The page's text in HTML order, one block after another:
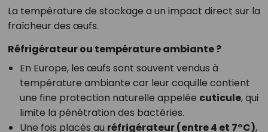
La température de stockage a un impact direct sur la
fraîcheur des œufs.
Réfrigérateur ou température ambiante ?
En Europe, les œufs sont souvent vendus à
température ambiante car leur coquille contient
une fine protection naturelle appelée cuticule, qui
limite la pénétration des bactéries.
Une fois placés au réfrigérateur (entre 4 et 7°C),